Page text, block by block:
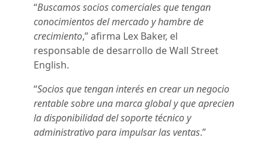
“Buscamos socios comerciales que tengan
conocimientos del mercado y hambre de
crecimiento,” afirma Lex Baker, el
responsable de desarrollo de Wall Street
English.
“Socios que tengan interés en crear un negocio
rentable sobre una marca global y que aprecien
la disponibilidad del soporte técnico y
administrativo para impulsar las ventas.”